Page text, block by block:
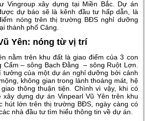
Vingroup xây dựng tại Miền Bắc. Dự án
dự báo sẽ là kênh đầu tư hấp dẫn, là
nóng trên thị trường BĐS nghỉ dưỡng
thành phố Cảng.
Yên: nóng từ vị trí
nằm trên khu đất là giao điểm của 3 con
Cấm – sông Bạch Đằng – sông Ruột Lợn.
của một dự án nghỉ dưỡng bởi cảnh
không gian trong lành thoáng mát, hệ
thông thuận tiện. Chình vì vậy, khi có
xây dựng dự án Vinpearl Vũ Yên trên khu
hút lớn trên thị trường BĐS, ngày càng có
nhà đầu tư tìm hiểu thông tin về dự án.